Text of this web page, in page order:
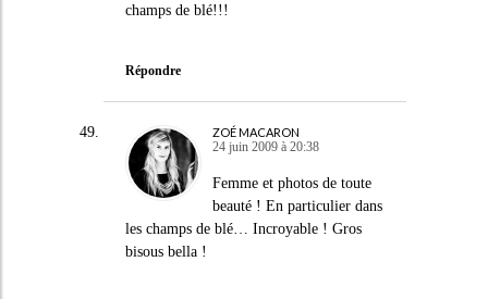
champs de blé!!!
Répondre
ZOÉ MACARON
24 juin 2009 à 20:38
Femme et photos de toute
beauté ! En particulier dans
les champs de blé… Incroyable ! Gros
bisous bella !